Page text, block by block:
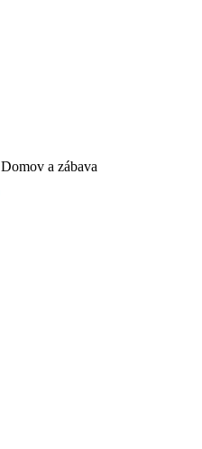
Domov a zábava